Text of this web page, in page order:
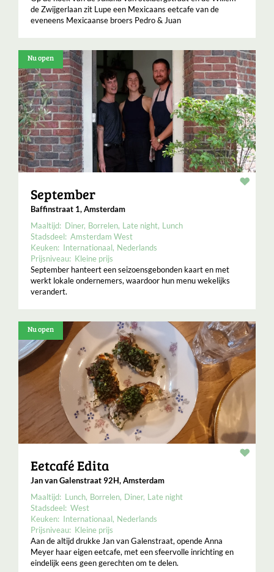
de Zwijgerlaan zit Lupe een Mexicaans eetcafe van de
eveneens Mexicaanse broers Pedro & Juan
Nu open
September
Baffinstraat 1, Amsterdam
Maaltijd: Diner Borrelen Late night Lunch
Stadsdeel: Amsterdam West
Keuken: Internationaal Nederlands
Prijsniveau: Kleine prijs
September hanteert een seizoensgebonden kaart en met
werkt lokale ondernemers, waardoor hun menu wekelijks
verandert.
Nu open
Eetcafé Edita
Jan van Galenstraat 92H, Amsterdam
Maaltijd: Lunch Borrelen Diner Late night
Stadsdeel: West
Keuken: Internationaal Nederlands
Prijsniveau: Kleine prijs
Aan de altijd drukke Jan van Galenstraat, opende Anna
Meyer haar eigen eetcafe, met een sfeervolle inrichting en
eindelijk eens geen gerechten om te delen.